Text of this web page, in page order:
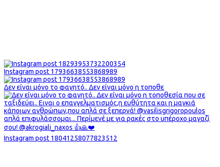
Instagram post 17936638553868989
Δεν είναι μόνο το φαγητό.. Δεν είναι μόνο η τοποθε
Instagram post 18041258077823512